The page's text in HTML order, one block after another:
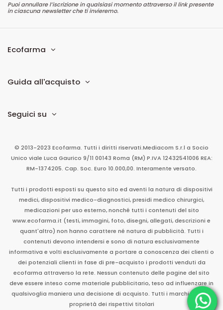
Puoi annullare l’iscrizione in qualsiasi momento attraverso il link presente
in ciascuna newsletter che ti invieremo.
Ecofarma
Guida all'acquisto
Seguici su
© 2013-2023 Ecofarma. Tutti i diritti riservati.Mediacom S.r.l a Socio
Unico viale Luca Gaurico 9/11 00143 Roma (RM) P.IVA 12432541006 REA:
RM-1374205. Cap. Soc. Euro 10.000,00. Interamente versato.
Tutti i prodotti esposti su questo sito ed aventi la natura di dispositivi
medici, dispositivi medico-diagnostici, presidi medico chirurgici,
medicazioni per uso esterno, nonché tutti i contenuti del sito
www.ecofarma.it (testi, immagini, foto, disegni, allegati, descrizioni e
quant'altro) non hanno carattere né natura di pubblicità. Tutti i
contenuti devono intendersi e sono di natura esclusivamente
informativa e volti esclusivamente a portare a conoscenza dei clienti o
dei potenziali clienti in fase di pre-acquisto i prodotti venduti da
ecofarma attraverso la rete. Nessun contenuto delle pagine del sito
deve essere inteso come materiale pubblicitario, teso ad influenzare in
qualsivoglia maniera una decisione di acquisto. Tutti i marchi sono di
proprietà dei rispettivi titolari